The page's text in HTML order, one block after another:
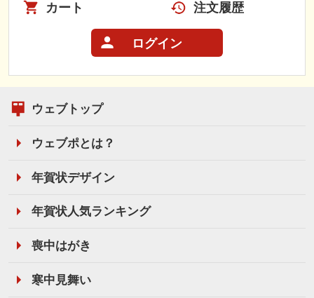
カート 注文履歴
ログイン
ウェブトップ
ウェブポとは？
年賀状デザイン
年賀状人気ランキング
喪中はがき
寒中見舞い